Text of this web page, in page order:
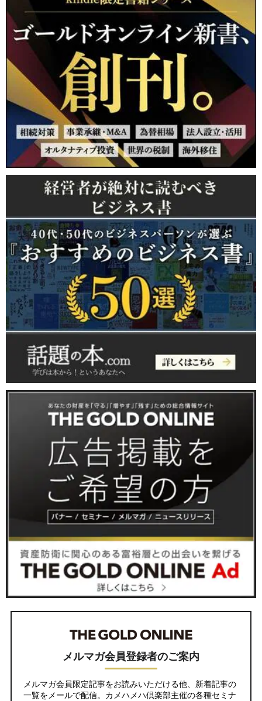
メルマガ会員登録者のご案内
メルマガ会員限定記事をお読みいただける他、新着記事の
一覧をメールで配信。カメハメハ倶楽部主催の各種セミナ